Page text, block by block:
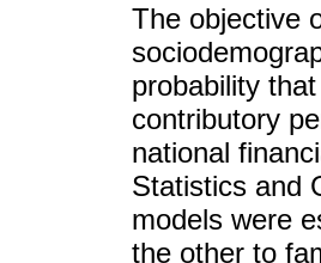
The objective
probability
contributory
national
Statistics and
models were
the other to